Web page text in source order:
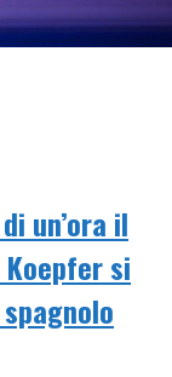
un’ora il
si